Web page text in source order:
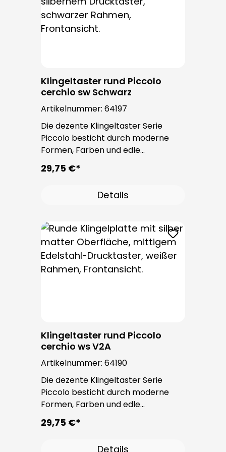
Klingeltaster rund Piccolo
cerchio sw Schwarz
Artikelnummer: 64197
Die dezente Klingeltaster Serie
Piccolo besticht durch moderne
Formen, Farben und edle
Oberflächen. Bei allen
Klingeltastern dieser Serie kommt
Einsatz. Die Leitungseinführung
sichtbar. Nach der Montage sind
keine Befestigungsschrauben
sichtbar.
29,75 €*
Details
Klingeltaster rund Piccolo
cerchio ws V2A
Artikelnummer: 64190
Die dezente Klingeltaster Serie
Piccolo besticht durch moderne
Formen, Farben und edle
Oberflächen. Bei allen
Klingeltastern dieser Serie kommt
29,75 €*
Details